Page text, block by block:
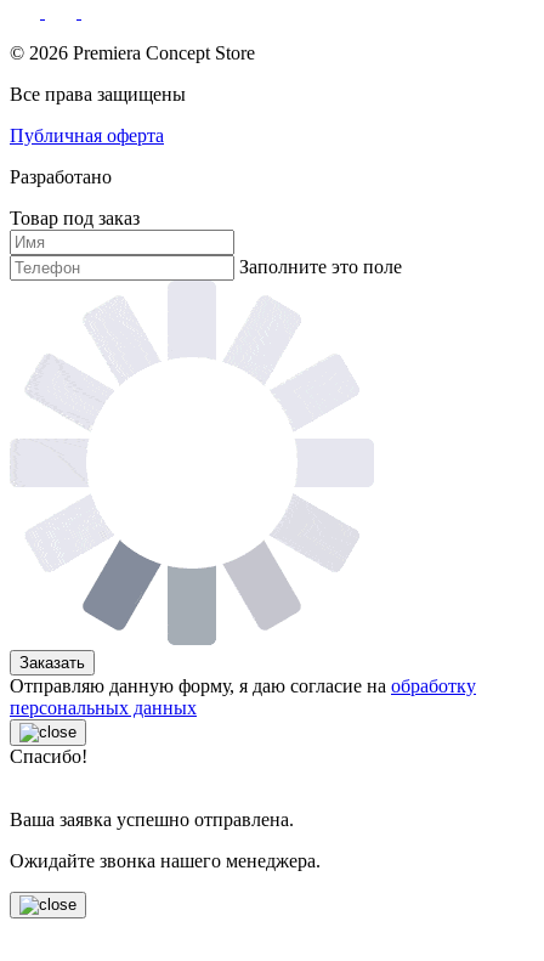
© 2026 Premiera Concept Store
Все права защищены
Публичная оферта
Разработано
Товар под заказ
Заполните это поле
Заказать
Отправляю данную форму, я даю согласие на обработку
персональных данных
Спасибо!
Ваша заявка успешно отправлена.
Ожидайте звонка нашего менеджера.